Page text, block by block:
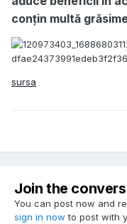
conțin multă
sursa
Join the
You can post now and
sign in now to post with